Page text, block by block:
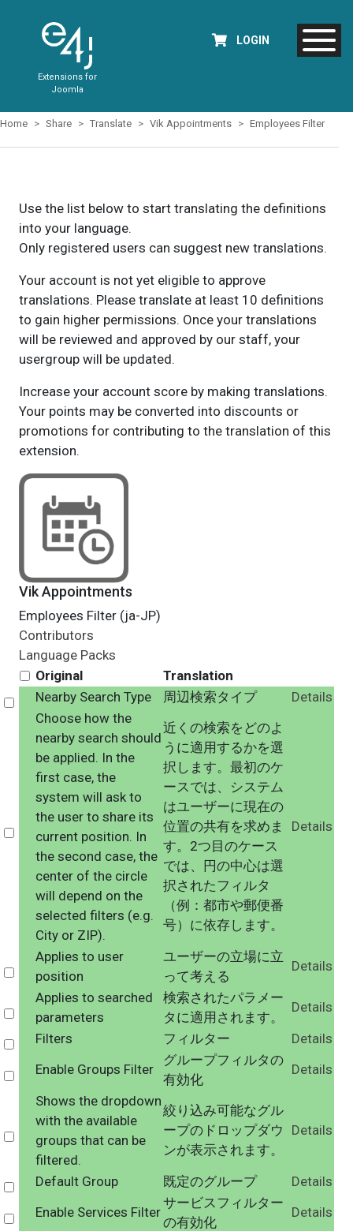
Extensions for
Joomla
LOGIN
Home Share Translate Vik Appointments Employees Filter
Use the list below to start translating the definitions
into your language.
Only registered users can suggest new translations.
Your account is not yet eligible to approve
translations. Please translate at least 10 definitions
to gain higher permissions. Once your translations
will be reviewed and approved by our staff, your
usergroup will be updated.
Increase your account score by making translations.
Your points may be converted into discounts or
promotions for contributing to the translation of this
extension.
Vik Appointments
Employees Filter (ja-JP)
Contributors
Language Packs
Original
Translation
Select
Nearby Search Type 周辺検索タイプ Details
Select
Choose how the
nearby search should
be applied. In the
first case, the
system will ask to
the user to share its
current position. In
the second case, the
center of the circle
will depend on the
selected filters (e.g.
City or ZIP).
近くの検索をどのよ
うに適用するかを選
択します。最初のケ
ースでは、システム
はユーザーに現在の
位置の共有を求めま
す。2つ目のケース
では、円の中心は選
択されたフィルタ
（例：都市や郵便番
号）に依存します。
Details
Select
Applies to user
position
ユーザーの立場に立
って考える
Details
Select
Applies to searched
parameters
検索されたパラメー
タに適用されます。
Details
Select
Filters フィルター Details
Select
Enable Groups Filter
グループフィルタの
有効化
Details
Select
Shows the dropdown
with the available
groups that can be
filtered.
絞り込み可能なグル
ープのドロップダウ
ンが表示されます。
Details
Select
Default Group 既定のグループ Details
Select
Enable Services Filter
サービスフィルター
の有効化
Details